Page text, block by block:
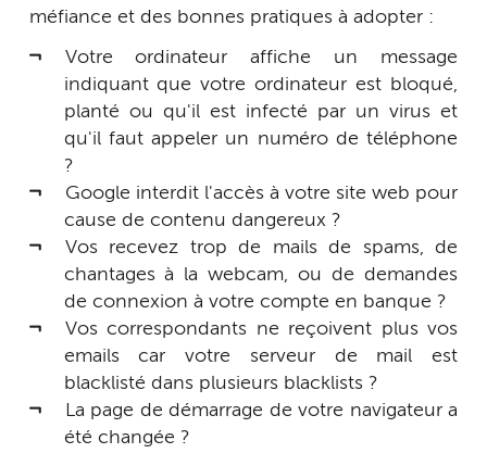
méfiance et des bonnes pratiques à adopter :
Votre ordinateur affiche un message
indiquant que votre ordinateur est bloqué,
planté ou qu'il est infecté par un virus et
qu'il faut appeler un numéro de téléphone
?
Google interdit l'accès à votre site web pour
cause de contenu dangereux ?
Vos recevez trop de mails de spams, de
chantages à la webcam, ou de demandes
de connexion à votre compte en banque ?
Vos correspondants ne reçoivent plus vos
emails car votre serveur de mail est
blacklisté dans plusieurs blacklists ?
La page de démarrage de votre navigateur a
été changée ?